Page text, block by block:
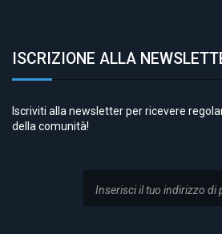
ISCRIZIONE ALLA
Iscriviti alla newsletter per ricevere
della comunità!